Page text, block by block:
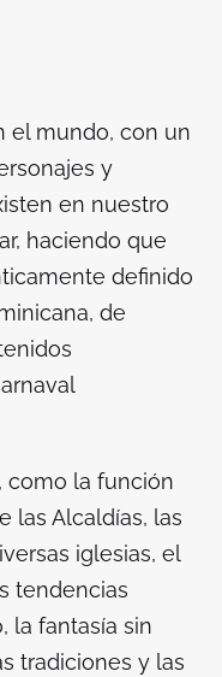
el mundo, con un
y
en nuestro
haciendo que
definido
de
como la función
las Alcaldías, las
iglesias, el
tendencias
la fantasía sin
tradiciones y las